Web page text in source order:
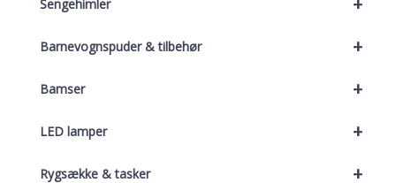
Sengehimler
+
Barnevognspuder & tilbehør
+
Bamser
+
LED lamper
+
Rygsække & tasker